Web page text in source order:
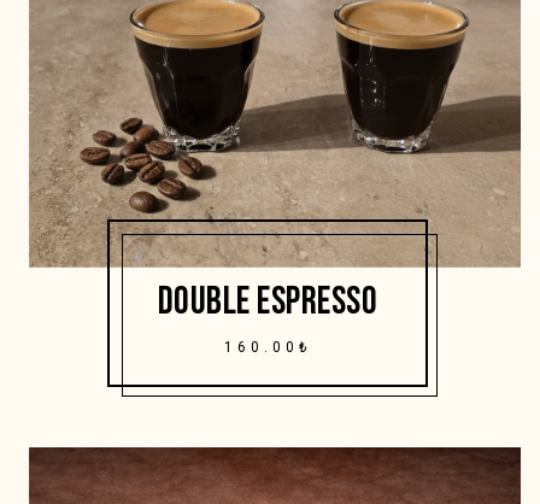
DOUBLE ESPRESSO
160.00₺